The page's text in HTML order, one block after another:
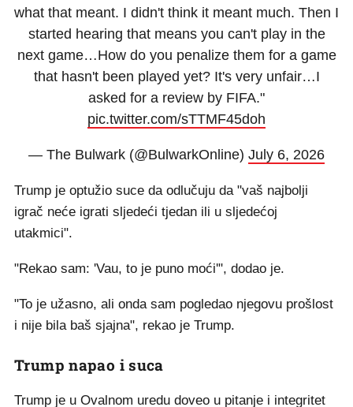
what that meant. I didn't think it meant much. Then I
started hearing that means you can't play in the
next game…How do you penalize them for a game
that hasn't been played yet? It's very unfair…I
asked for a review by FIFA."
pic.twitter.com/sTTMF45doh
— The Bulwark (@BulwarkOnline) July 6, 2026
Trump je optužio suce da odlučuju da "vaš najbolji
igrač neće igrati sljedeći tjedan ili u sljedećoj
utakmici".
"Rekao sam: 'Vau, to je puno moći'", dodao je.
"To je užasno, ali onda sam pogledao njegovu prošlost
i nije bila baš sjajna", rekao je Trump.
Trump napao i suca
Trump je u Ovalnom uredu doveo u pitanje i integritet